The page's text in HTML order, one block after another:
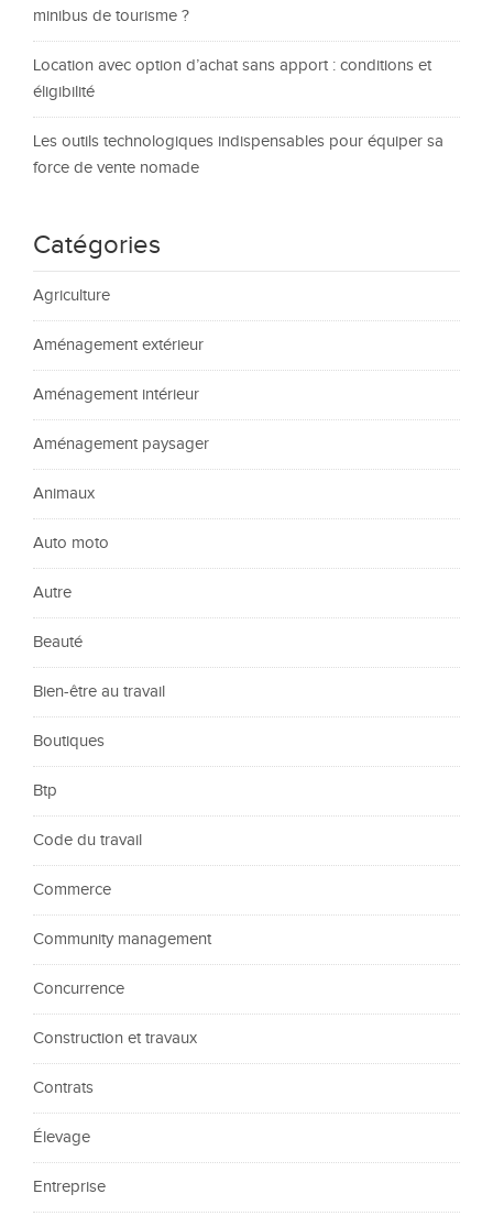
minibus de tourisme ?
Location avec option d’achat sans apport : conditions et
éligibilité
Les outils technologiques indispensables pour équiper sa
force de vente nomade
Catégories
Agriculture
Aménagement extérieur
Aménagement intérieur
Aménagement paysager
Animaux
Auto moto
Autre
Beauté
Bien-être au travail
Boutiques
Btp
Code du travail
Commerce
Community management
Concurrence
Construction et travaux
Contrats
Élevage
Entreprise